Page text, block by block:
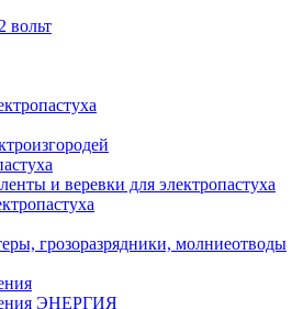
вольт
и веревки для электропастуха
грозоразрядники, молниеотводы
ЭНЕРГИЯ